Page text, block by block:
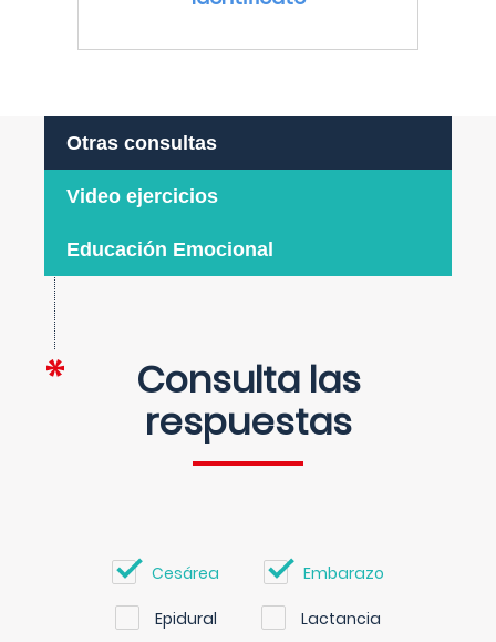
Otras consultas
Video ejercicios
Educación Emocional
Consulta las
respuestas
Cesárea Embarazo
Epidural Lactancia